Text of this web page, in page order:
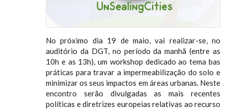
No próximo dia 19 de maio, vai realizar-se, no
auditório da DGT, no período da manhã (entre as
10h e as 13h), um workshop dedicado ao tema bas
práticas para travar a impermeabilização do solo e
minimizar os seus impactos em áreas urbanas. Neste
encontro serão divulgadas as mais recentes
políticas e diretrizes europeias relativas ao recurso